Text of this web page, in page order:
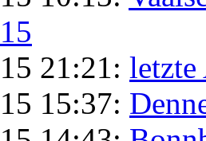
21:21:
15:37: